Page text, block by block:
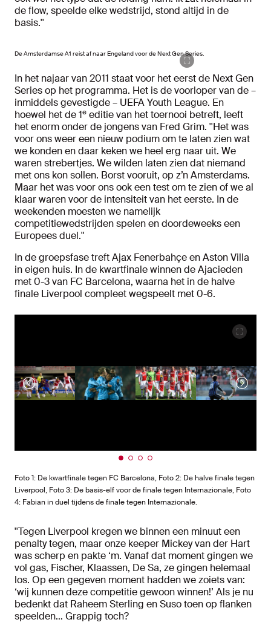
de flow, speelde elke wedstrijd, stond altijd in de
basis.''
De Amsterdamse A1 reist af naar Engeland voor de Next Gen Series.
In het najaar van 2011 staat voor het eerst de Next Gen
Series op het programma. Het is de voorloper van de –
inmiddels gevestigde – UEFA Youth League. En
hoewel het de 1e editie van het toernooi betreft, leeft
het enorm onder de jongens van Fred Grim. ''Het was
voor ons weer een nieuw podium om te laten zien wat
we konden en daar keken we heel erg naar uit. We
waren strebertjes. We wilden laten zien dat niemand
met ons kon sollen. Borst vooruit, op z’n Amsterdams.
Maar het was voor ons ook een test om te zien of we al
klaar waren voor de intensiteit van het eerste. In de
weekenden moesten we namelijk
competitiewedstrijden spelen en doordeweeks een
Europees duel.''
In de groepsfase treft Ajax Fenerbahçe en Aston Villa
in eigen huis. In de kwartfinale winnen de Ajacieden
met 0-3 van FC Barcelona, waarna het in de halve
finale Liverpool compleet wegspeelt met 0-6.
Foto 1: De kwartfinale tegen FC Barcelona, Foto 2: De halve finale tegen
Liverpool, Foto 3: De basis-elf voor de finale tegen Internazionale, Foto
4: Fabian in duel tijdens de finale tegen Internazionale.
''Tegen Liverpool kregen we binnen een minuut een
penalty tegen, maar onze keeper Mickey van der Hart
was scherp en pakte ‘m. Vanaf dat moment gingen we
vol gas, Fischer, Klaassen, De Sa, ze gingen helemaal
los. Op een gegeven moment hadden we zoiets van:
‘wij kunnen deze competitie gewoon winnen!’ Als je nu
bedenkt dat Raheem Sterling en Suso toen op flanken
speelden… Grappig toch?